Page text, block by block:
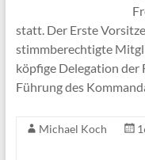
statt. Der Erste
stimmberechtigte
köpfige Delegation der
Führung des
Michael Koch